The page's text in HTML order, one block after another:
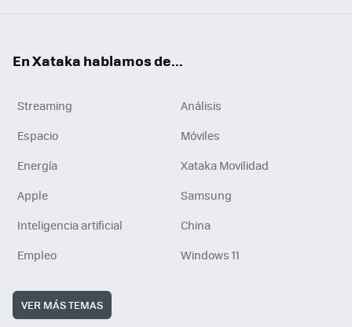
En Xataka hablamos de...
Streaming
Análisis
Espacio
Móviles
Energía
Xataka Movilidad
Apple
Samsung
Inteligencia artificial
China
Empleo
Windows 11
VER MÁS TEMAS